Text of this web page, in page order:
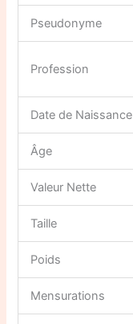
Pseudonyme
Profession
Date de Naissance
Âge
Valeur Nette
Taille
Poids
Mensurations